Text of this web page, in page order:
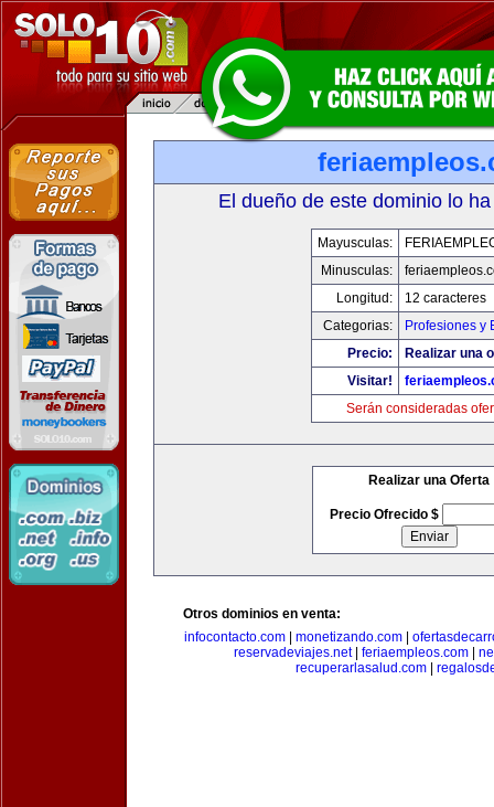
El dueño de este dominio lo
Mayusculas:
Minusculas:
Longitud:
12 caracteres
Categorias:
Profesiones y
Precio:
Realizar una
Visitar!
Serán consideradas
Realizar una Oferta
Precio Ofrecido $
Otros dominios en venta:
infocontacto.com
monetizando.com
reservadeviajes.net| feriaempleos.com
recuperarlasalud.com